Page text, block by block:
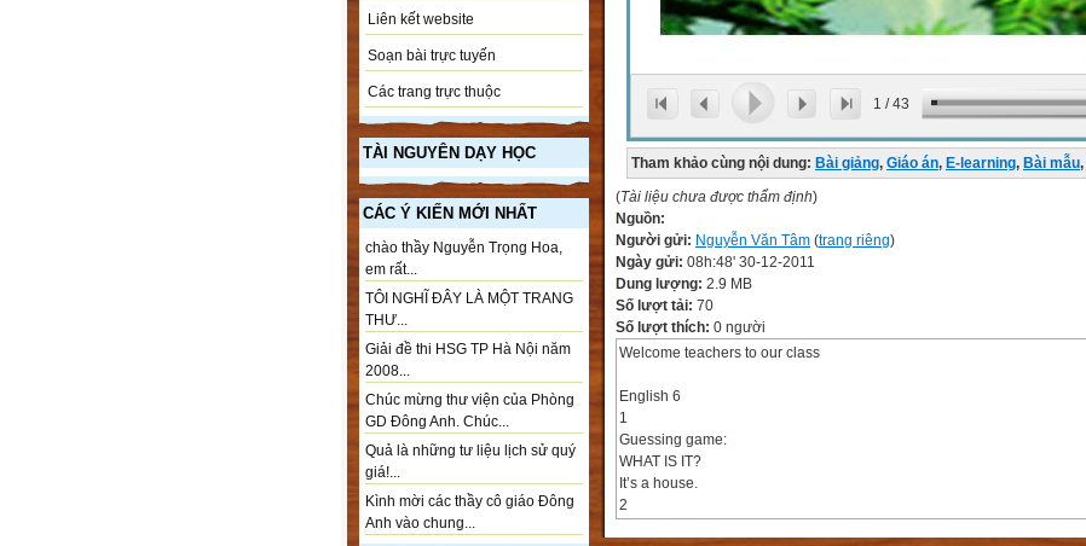
Liên kết website
Soạn bài trực tuyến
Các trang trực thuộc
TÀI NGUYÊN DẠY HỌC
CÁC Ý KIẾN MỚI NHẤT
chào thầy Nguyễn Trọng Hoa,
em rất...
TÔI NGHĨ ĐÂY LÀ MỘT TRANG
THƯ...
Giải đề thi HSG TP Hà Nội năm
2008...
Chúc mừng thư viện của Phòng
GD Đông Anh. Chúc...
Quả là những tư liệu lịch sử quý
giá!...
Kình mời các thầy cô giáo Đông
Anh vào chung...
1 /43
Tham khảo cùng nội dung: Bài giảng, Giáo án, E-learning, Bài mẫu,
(Tài liệu chưa được thẩm định)
Nguồn:
Người gửi: Nguyễn Văn Tâm (trang riêng)
Ngày gửi: 08h:48' 30-12-2011
Dung lượng: 2.9 MB
Số lượt tải: 70
Số lượt thích: 0 người
Welcome teachers to our class
English 6
1
Guessing game:
WHAT IS IT?
It’s a house.
2